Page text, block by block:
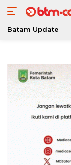
konten
Batam Update